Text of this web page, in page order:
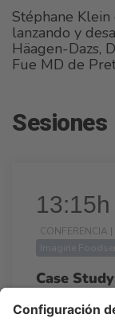
Stéphane
lanzando y
Häagen-Dazs,
Fue MD de
Sesiones
13:15h
CONFERENCIA |
Imagine
Case